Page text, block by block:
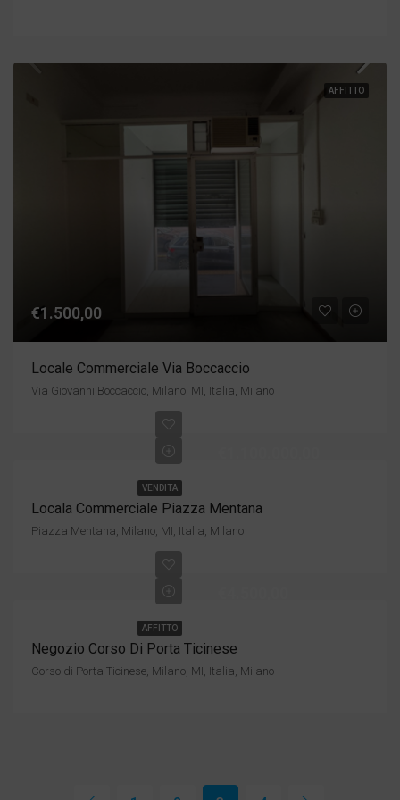
AFFITTO
€1.500,00
Locale Commerciale Via Boccaccio
Via Giovanni Boccaccio, Milano, MI, Italia, Milano
VENDITA
Locala Commerciale Piazza Mentana
Piazza Mentana, Milano, MI, Italia, Milano
AFFITTO
Negozio Corso Di Porta Ticinese
Corso di Porta Ticinese, Milano, MI, Italia, Milano